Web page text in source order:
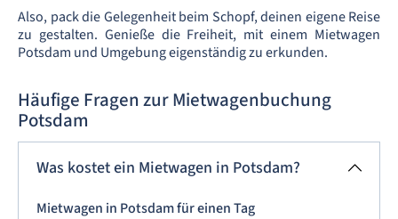
Also, pack die Gelegenheit beim Schopf, deinen eigene Reise
zu gestalten. Genieße die Freiheit, mit einem Mietwagen
Potsdam und Umgebung eigenständig zu erkunden.
Häufige Fragen zur Mietwagenbuchung
Potsdam
Was kostet ein Mietwagen in Potsdam?
Mietwagen in Potsdam für einen Tag